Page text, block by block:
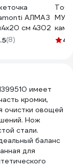
АЛМАЗ
см 4302
(8)
см4.1
имеет
кромки,
очистки овощей
Нож
стали.
баланс
для